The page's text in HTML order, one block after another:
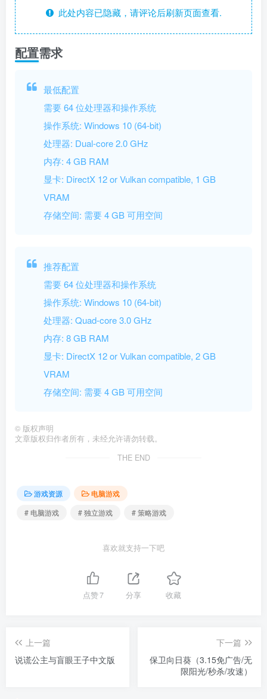
此处内容已隐藏，请评论后刷新页面查看.
配置需求
最低配置
需要 64 位处理器和操作系统
操作系统: Windows 10 (64-bit)
处理器: Dual-core 2.0 GHz
内存: 4 GB RAM
显卡: DirectX 12 or Vulkan compatible, 1 GB
VRAM
存储空间: 需要 4 GB 可用空间
推荐配置
需要 64 位处理器和操作系统
操作系统: Windows 10 (64-bit)
处理器: Quad-core 3.0 GHz
内存: 8 GB RAM
显卡: DirectX 12 or Vulkan compatible, 2 GB
VRAM
存储空间: 需要 4 GB 可用空间
© 版权声明
文章版权归作者所有，未经允许请勿转载。
THE END
游戏资源
电脑游戏
# 电脑游戏
# 独立游戏 # 策略游戏
喜欢就支持一下吧
点赞7 分享 收藏
上一篇
说谎公主与盲眼王子中文版
下一篇
保卫向日葵（3.15免广告/无
限阳光/秒杀/攻速）